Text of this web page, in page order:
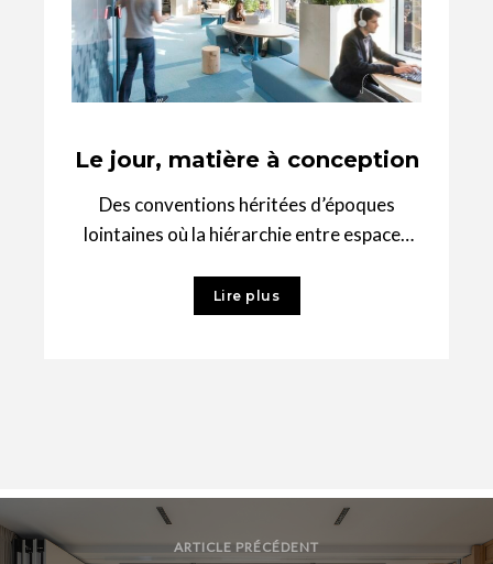
Le jour, matière à conception
Des conventions héritées d’époques
lointaines où la hiérarchie entre espaces
continuent de peser encore,
inconsciemment
Lire plus
ARTICLE PRÉCÉDENT